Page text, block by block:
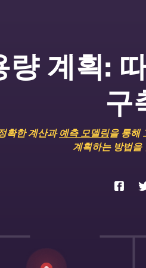
계획:
구
확한 계산과예측 모델링을 통해
계획하는 방법을